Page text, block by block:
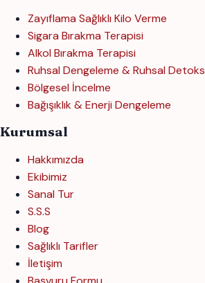
Zayıflama Sağlıklı Kilo Verme
Sigara Bırakma Terapisi
Alkol Bırakma Terapisi
Ruhsal Dengeleme & Ruhsal Detoks
Bölgesel İncelme
Bağışıklık & Enerji Dengeleme
Kurumsal
Hakkımızda
Ekibimiz
Sanal Tur
S.S.S
Blog
Sağlıklı Tarifler
İletişim